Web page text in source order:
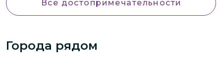
Все достопримечательности
Города рядом